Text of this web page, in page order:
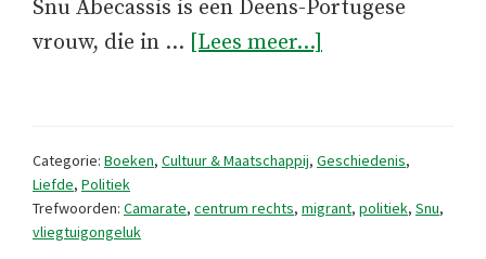
Snu Abecassis is een Deens-Portugese
vrouw, die in … [Lees meer...]
en
Categorie: Boeken, Cultuur & Maatschappij, Geschiedenis,
Liefde, Politiek
Trefwoorden: Camarate, centrum rechts, migrant, politiek, Snu,
vliegtuigongeluk